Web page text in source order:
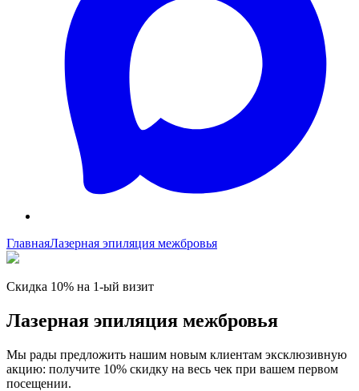
ГлавнаяЛазерная эпиляция межбровья
Скидка 10% на 1-ый визит
Лазерная эпиляция межбровья
Мы рады предложить нашим новым клиентам эксклюзивную
акцию: получите 10% скидку на весь чек при вашем первом
посещении.